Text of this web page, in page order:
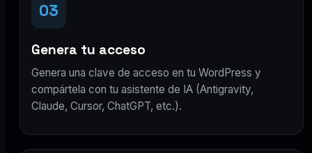
03
Genera tu acceso
Genera una clave de acceso en tu WordPress y
compártela con tu asistente de IA (Antigravity,
Claude, Cursor, ChatGPT, etc.).